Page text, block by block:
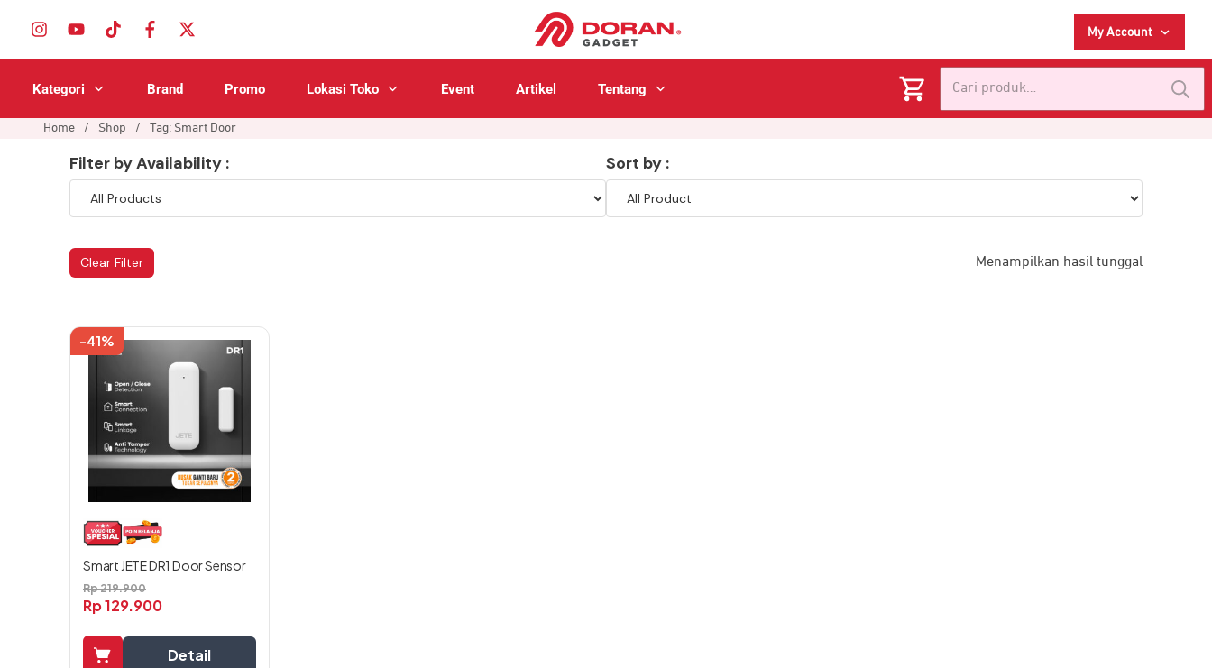
My Account
Kategori Brand Promo Lokasi Toko Event Artikel Tentang
Home / Shop / Tag: Smart Door
Filter by Availability : Sort by :
Clear Filter Menampilkan hasil tunggal
-41%
Smart JETE DR1 Door Sensor
Rp219.900
Rp129.900
Detail